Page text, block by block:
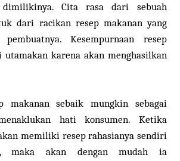
Cita rasa dari sebuah
dari racikan resep makanan yang
Kesempurnaan resep
karena akan menghasilkan
makanan sebaik mungkin sebagai
hati konsumen. Ketika
memiliki resep rahasianya sendiri
maka akan dengan mudah ia